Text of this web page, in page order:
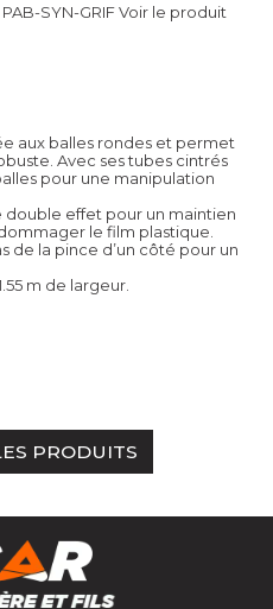
SYN-GRIFVoir le produit
aux balles rondes et permet
Avec ses tubes cintrés
pour une manipulation
double effet pour un maintien
le film plastique.
de la pince d’un côté pour un
m de largeur.
PRODUITS